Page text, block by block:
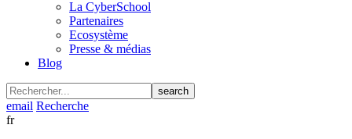
La CyberSchool
Partenaires
Ecosystème
Presse & médias
Blog
search
email Recherche
fr